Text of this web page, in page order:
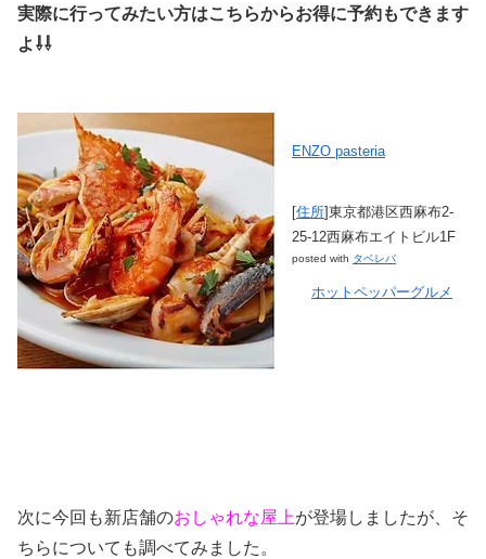
実際に行ってみたい方はこちらからお得に予約もできます
よ⇩⇩
ENZO pasteria
[住所]東京都港区西麻布2-
25-12西麻布エイトビル1F
posted with タベレバ
ホットペッパーグルメ
次に今回も新店舗のおしゃれな屋上が登場しましたが、そ
ちらについても調べてみました。